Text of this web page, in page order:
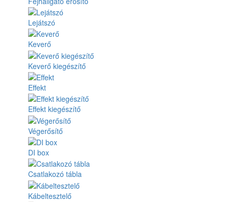
Lejátszó
Keverő
Keverő kiegészítő
Effekt
Effekt kiegészítő
Végerősítő
DI box
Csatlakozó tábla
Kábeltesztelő